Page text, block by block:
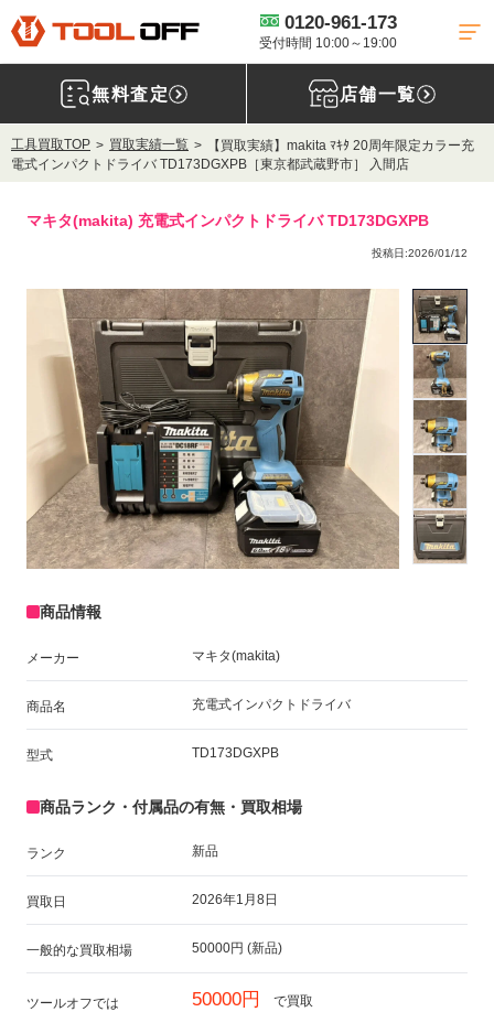
0120-961-173
受付時間 10:00～19:00
無料査定 店舗一覧
工具買取TOP 買取実績一覧
【買取実績】makita ﾏｷﾀ 20周年限定カラー充
電式インパクトドライバ TD173DGXPB［東京都武蔵野市］ 入間店
マキタ(makita) 充電式インパクトドライバ TD173DGXPB
投稿日:2026/01/12
商品情報
メーカー マキタ(makita)
商品名 充電式インパクトドライバ
型式 TD173DGXPB
商品ランク・付属品の有無・買取相場
ランク 新品
買取日 2026年1月8日
一般的な買取相場 50000円 (新品)
ツールオフでは 50000円 で買取